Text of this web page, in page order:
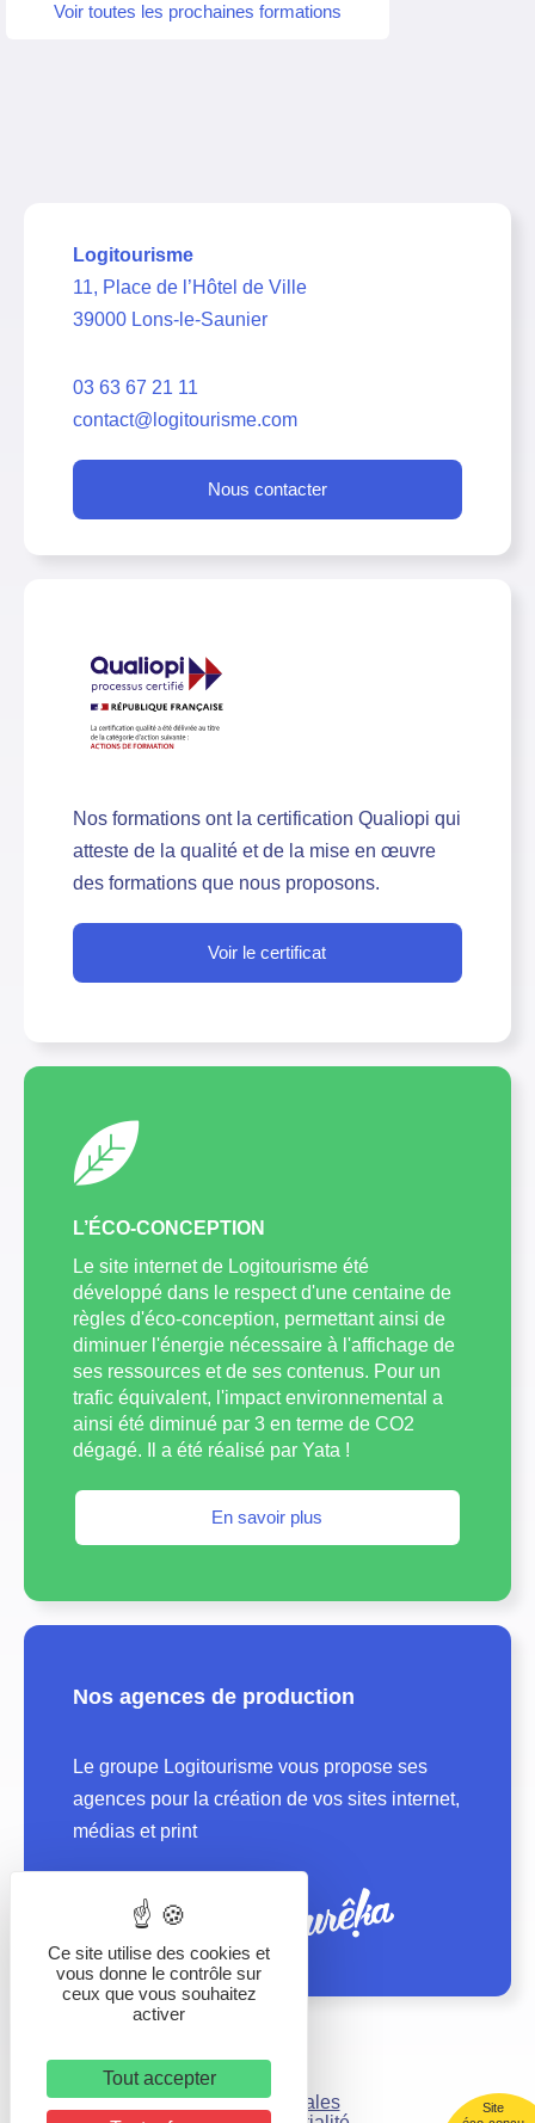
Voir toutes les prochaines formations
Logitourisme
11, Place de l’Hôtel de Ville
39000 Lons-le-Saunier
03 63 67 21 11
contact@logitourisme.com
Nous contacter
Nos formations ont la certification Qualiopi qui
atteste de la qualité et de la mise en œuvre
des formations que nous proposons.
Voir le certificat
L’ÉCO-CONCEPTION
Le site internet de Logitourisme été
développé dans le respect d'une centaine de
règles d'éco-conception, permettant ainsi de
diminuer l'énergie nécessaire à l'affichage de
ses ressources et de ses contenus. Pour un
trafic équivalent, l'impact environnemental a
ainsi été diminué par 3 en terme de CO2
dégagé. Il a été réalisé par Yata !
En savoir plus
Nos agences de production
Le groupe Logitourisme vous propose ses
agences pour la création de vos sites internet,
médias et print
Mentions légales
Site
Ce site utilise des cookies et
vous donne le contrôle sur
ceux que vous souhaitez
activer
Tout accepter